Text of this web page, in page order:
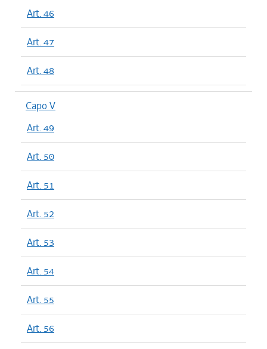
Art. 46
Art. 47
Art. 48
Capo V
Art. 49
Art. 50
Art. 51
Art. 52
Art. 53
Art. 54
Art. 55
Art. 56